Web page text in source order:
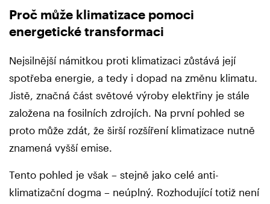
Proč může klimatizace pomoci
energetické transformaci
Nejsilnější námitkou proti klimatizaci zůstává její
spotřeba energie, a tedy i dopad na změnu klimatu.
Jistě, značná část světové výroby elektřiny je stále
založena na fosilních zdrojích. Na první pohled se
proto může zdát, že širší rozšíření klimatizace nutně
znamená vyšší emise.
Tento pohled je však – stejně jako celé anti-
klimatizační dogma – neúplný. Rozhodující totiž není